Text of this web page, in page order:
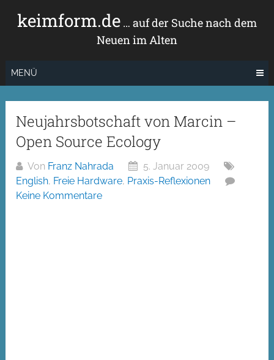
Inhaltkeimform.de… auf der Suche nach dem
Neuen im Alten
MENÜ
Neujahrsbotschaft von Marcin –
Open Source Ecology
Von Franz Nahrada
5. Januar 2009
English, Freie Hardware, Praxis-Reflexionen
Keine Kommentare